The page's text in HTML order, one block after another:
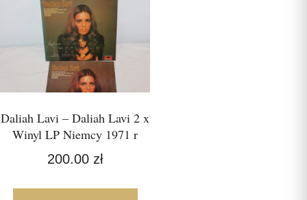
Daliah Lavi – Daliah Lavi 2 x
Winyl LP Niemcy 1971 r
200.00 zł